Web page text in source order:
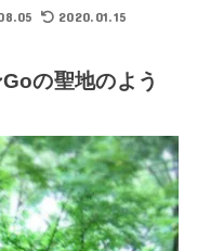
2020.01.15
の聖地のよう